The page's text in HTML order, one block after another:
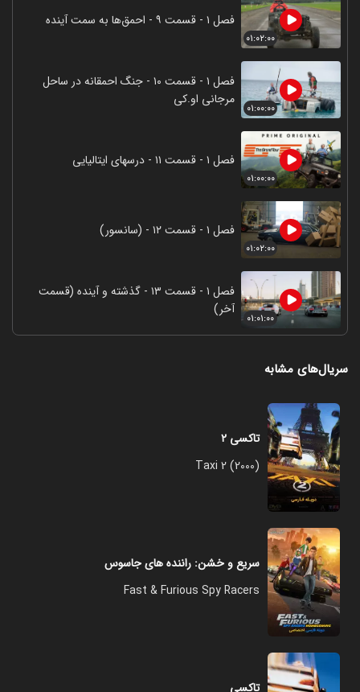
۰۱:۰۲:۰۰
فصل ۱ - قسمت ۹ - احمق‌ها به سمت آینده
۰۱:۰۰:۰۰
فصل ۱ - قسمت ۱۰ - جنگ احمقانه در ساحل
مرجانی او.کی
۰۱:۰۰:۰۰
فصل ۱ - قسمت ۱۱ - درسهای ایتالیایی
۰۱:۰۲:۰۰
فصل ۱ - قسمت ۱۲ - (سانسور)
۰۱:۰۱:۰۰
فصل ۱ - قسمت ۱۳ - گذشته و آینده (قسمت
آخر)
سریال‌های مشابه
تاکسی ۲
Taxi 2 (2000)
سریع و خشن: راننده های جاسوس
Fast & Furious Spy Racers
تاکسی